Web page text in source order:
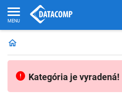
Kategória je vyradená!